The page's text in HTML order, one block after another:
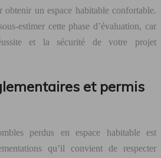
un espace habitable confortable.
estimer cette phase d’évaluation, car
et la sécurité de votre projet
et permis
perdus en espace habitable est
qu’il convient de respecter